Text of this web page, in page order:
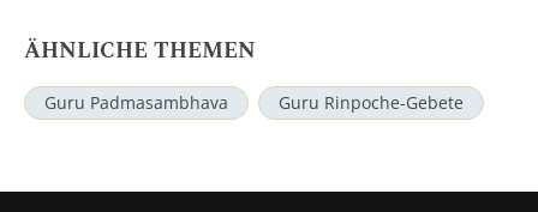
ÄHNLICHE THEMEN
Guru Padmasambhava Guru Rinpoche-Gebete